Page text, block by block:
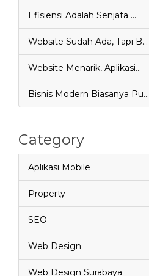
Efisiensi Adalah Senjata …
Website Sudah Ada, Tapi B…
Website Menarik, Aplikasi…
Bisnis Modern Biasanya Pu…
Category
Aplikasi Mobile
Property
SEO
Web Design
Web Design Surabaya